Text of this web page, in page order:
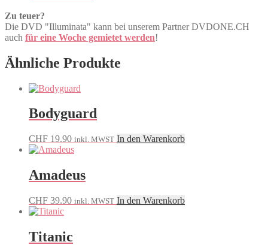
Zu teuer?
Die DVD "Illuminata" kann bei unserem Partner DVDONE.CH
auch für eine Woche gemietet werden!
Ähnliche Produkte
Bodyguard
CHF 19.90 inkl. MWST In den Warenkorb
Amadeus
CHF 39.90 inkl. MWST In den Warenkorb
Titanic